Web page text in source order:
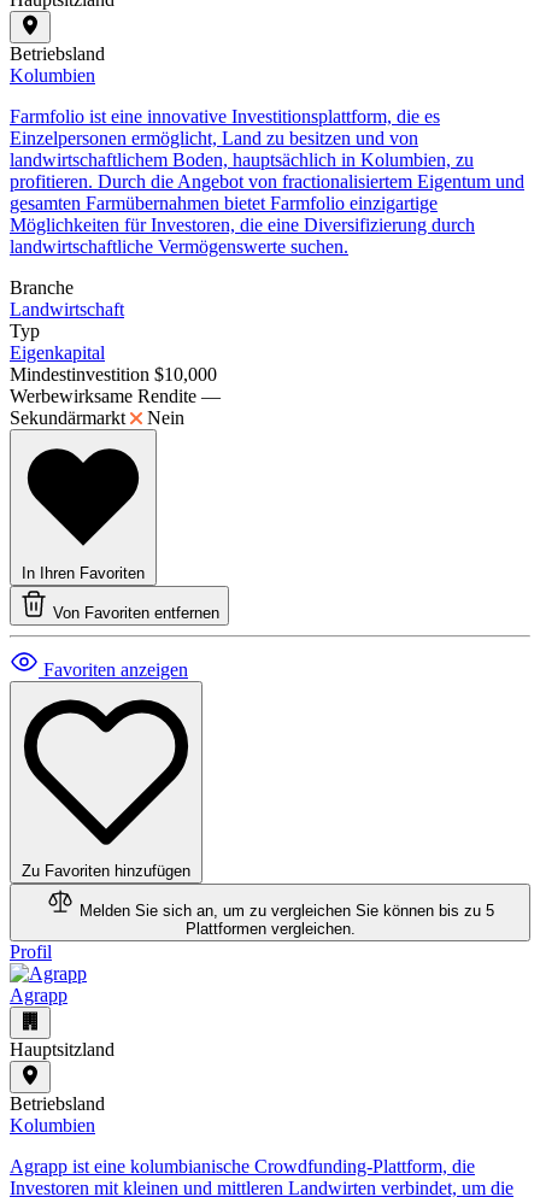
Betriebsland
Kolumbien
​Farmfolio ist eine innovative Investitionsplattform, die es
Einzelpersonen ermöglicht, Land zu besitzen und von
landwirtschaftlichem Boden, hauptsächlich in Kolumbien, zu
profitieren. Durch die Angebot von fractionalisiertem Eigentum und
gesamten Farmübernahmen bietet Farmfolio einzigartige
Möglichkeiten für Investoren, die eine Diversifizierung durch
landwirtschaftliche Vermögenswerte suchen.
Branche
Landwirtschaft
Typ
Eigenkapital
Mindestinvestition $10,000
Werbewirksame Rendite —
Sekundärmarkt
Nein
In Ihren Favoriten
Von Favoriten entfernen
Favoriten anzeigen
Zu Favoriten hinzufügen
Melden Sie sich an, um zu vergleichen Sie können bis zu 5
Plattformen vergleichen.
Profil
Agrapp
Hauptsitzland
Betriebsland
Kolumbien
​Agrapp ist eine kolumbianische Crowdfunding-Plattform, die
Investoren mit kleinen und mittleren Landwirten verbindet, um die